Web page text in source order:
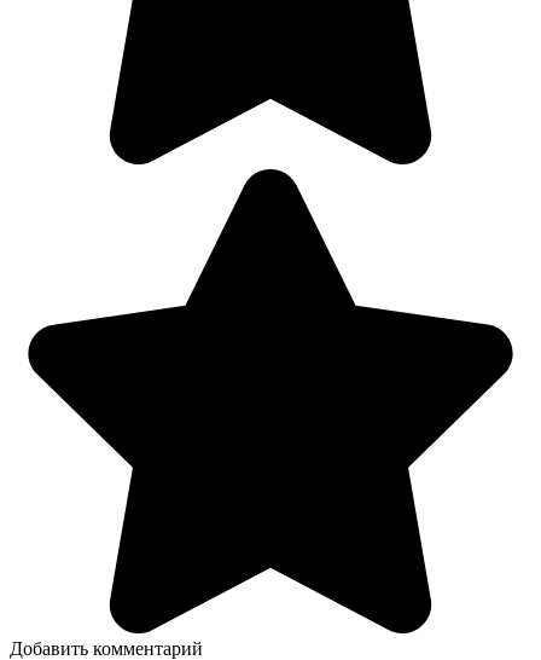
Добавить комментарий